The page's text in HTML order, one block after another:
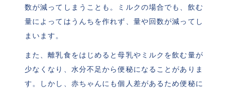
数が減ってしまうことも。ミルクの場合でも、飲む
量によってはうんちを作れず、量や回数が減ってし
まいます。
また、離乳食をはじめると母乳やミルクを飲む量が
少なくなり、水分不足から便秘になることがありま
す。しかし、赤ちゃんにも個人差があるため便秘に